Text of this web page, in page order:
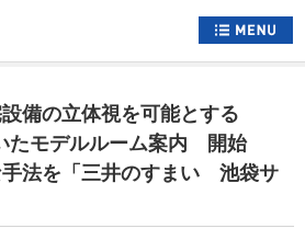
備の立体視を可能とする
たモデルルーム案内 開始
手法を「三井のすまい 池袋サ